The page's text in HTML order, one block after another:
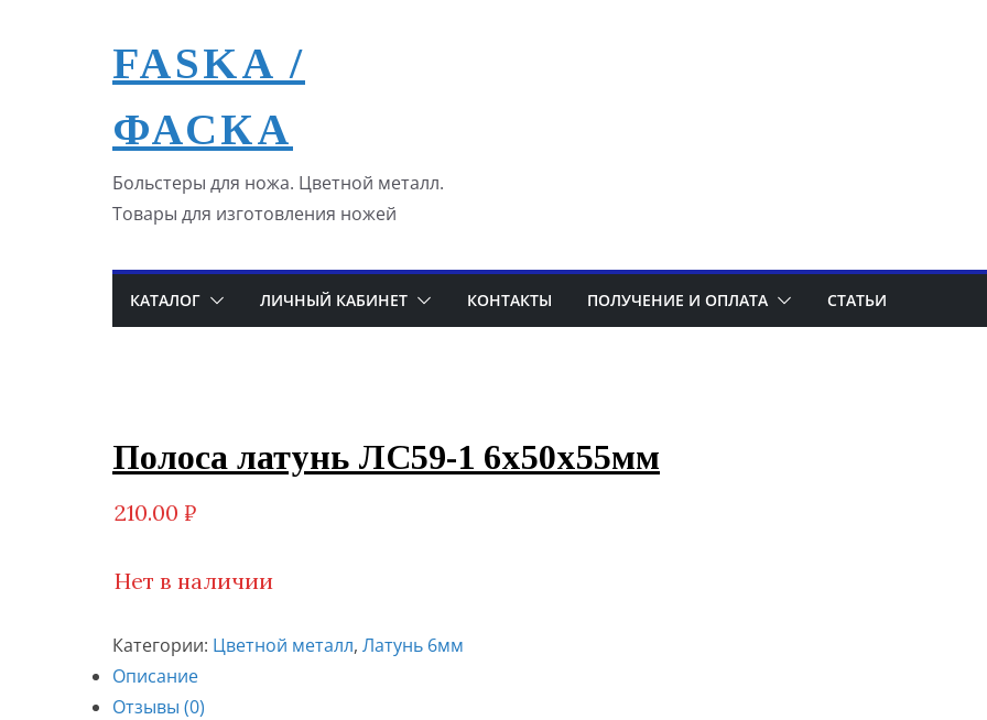
содержимомуFASKA /
ФАСКА
Больстеры для ножа. Цветной металл.
Товары для изготовления ножей
КАТАЛОГ ЛИЧНЫЙ КАБИНЕТ КОНТАКТЫ ПОЛУЧЕНИЕ И ОПЛАТА СТАТЬИ
Полоса латунь ЛС59-1 6х50х55мм
210.00 ₽
Нет в наличии
Категории: Цветной металл, Латунь 6мм
Описание
Отзывы (0)